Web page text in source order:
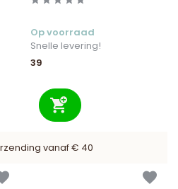
Op voorraad
Snelle levering!
39
9,6/10 Webwinkelkeur ✔